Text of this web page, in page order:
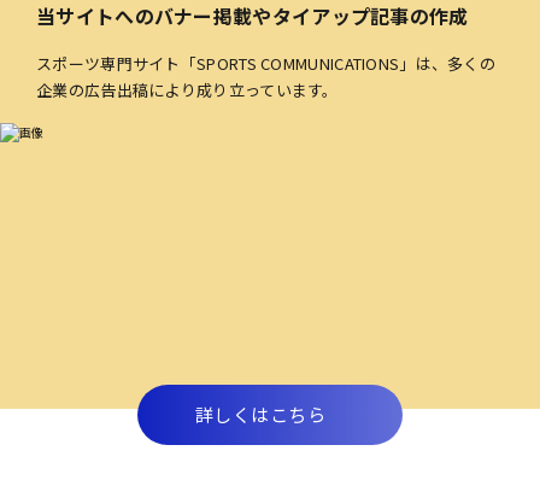
当サイトへのバナー掲載やタイアップ記事の作成
スポーツ専門サイト「SPORTS COMMUNICATIONS」は、多くの
企業の広告出稿により成り立っています。
詳しくはこちら